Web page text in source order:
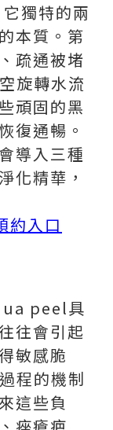
獨特的兩
本質。第
疏通被堵
旋轉水流
頑固的黑
復通暢。
導入三種
化精華，
約入口
peel具
往會引起
敏感脆
程的機制
這些負